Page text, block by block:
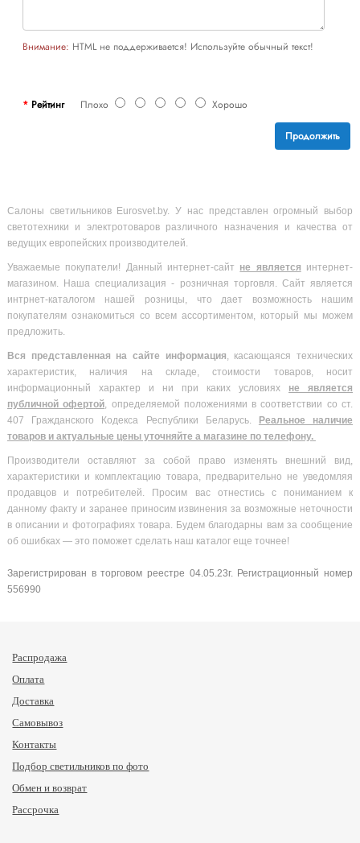
Внимание: HTML не поддерживается! Используйте обычный текст!
РейтингПлохо Хорошо
Продолжить
Салоны светильников Eurosvet.by. У нас представлен огромный выбор
светотехники и электротоваров различного назначения и качества от
ведущих европейских производителей.
Уважаемые покупатели! Данный интернет-сайт не является интернет-
магазином. Наша специализация - розничная торговля. Сайт является
интрнет-каталогом нашей розницы, что дает возможность нашим
покупателям ознакомиться со всем ассортиментом, который мы можем
предложить.
Вся представленная на сайте информация, касающаяся технических
характеристик, наличия на складе, стоимости товаров, носит
информационный характер и ни при каких условиях не является
публичной офертой, определяемой положениями в соответствии со ст.
407 Гражданского Кодекса Республики Беларусь.
Реальное наличие
товаров и актуальные цены уточняйте а магазине по телефону.
Производители оставляют за собой право изменять внешний вид,
характеристики и комплектацию товара, предварительно не уведомляя
продавцов и потребителей. Просим вас отнестись с пониманием к
данному факту и заранее приносим извинения за возможные неточности
в описании и фотографиях товара. Будем благодарны вам за сообщение
об ошибках — это поможет сделать наш каталог еще точнее!
Зарегистрирован в торговом реестре 04.05.23г. Регистрационный номер
556990
Распродажа
Оплата
Доставка
Самовывоз
Контакты
Подбор светильников по фото
Обмен и возврат
Рассрочка